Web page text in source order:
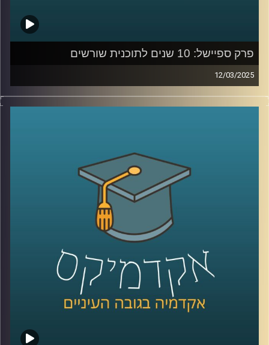
פרק ספיישל: 10 שנים לתוכנית שורשים
12/03/2025
תוכנית שורשים
באוניברסיטת רייכמן פועלת מאז 2016 במטרה
לשלב פצועי ופצועות צה”ל בעולם האקדמיה כחלק מתהליך
אירחתי את רייצ’ל טומס רזניק – מנהלת מרכז הנגישות וכישורי
הלמידה והתוכנית, נעם שייר ויובל תמיר – חונכים בתוכנית,
ורועי משה – משתתף במסלול.
בואו לשמוע על הדרך, האתגרים וההשפעה האדירה של
שורשים על חייהם של רבים!
קרדיט תמונות:AudioVersity